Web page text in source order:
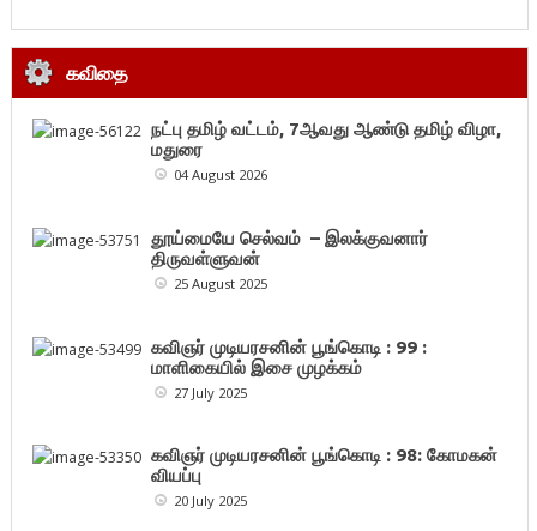
கவிதை
நட்பு தமிழ் வட்டம், 7ஆவது ஆண்டு தமிழ் விழா,
மதுரை
04 August 2026
தூய்மையே செல்வம் – இலக்குவனார்
திருவள்ளுவன்
25 August 2025
கவிஞர் முடியரசனின் பூங்கொடி : 99 :
மாளிகையில் இசை முழக்கம்
27 July 2025
கவிஞர் முடியரசனின் பூங்கொடி : 98: கோமகன்
வியப்பு
20 July 2025